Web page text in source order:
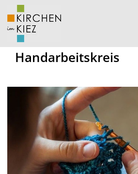
Handarbeitskreis